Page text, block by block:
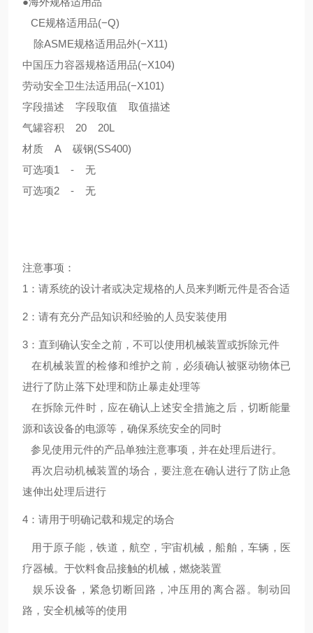
CE规格适用品(−Q)
除ASME规格适用品外(−X11)
中国压力容器规格适用品(−X104)
劳动安全卫生法适用品(−X101)
字段描述 字段取值 取值描述
气罐容积 20 20L
材质 A 碳钢(SS400)
可选项1 - 无
可选项2 - 无
注意事项：
1：请系统的设计者或决定规格的人员来判断元件是否合适
2：请有充分产品知识和经验的人员安装使用
3：直到确认安全之前，不可以使用机械装置或拆除元件
在机械装置的检修和维护之前，必须确认被驱动物体已
进行了防止落下处理和防止暴走处理等
在拆除元件时，应在确认上述安全措施之后，切断能量
源和该设备的电源等，确保系统安全的同时
参见使用元件的产品单独注意事项，并在处理后进行。
再次启动机械装置的场合，要注意在确认进行了防止急
速伸出处理后进行
4：请用于明确记载和规定的场合
用于原子能，铁道，航空，宇宙机械，船舶，车辆，医
疗器械。于饮料食品接触的机械，燃烧装置
娱乐设备，紧急切断回路，冲压用的离合器。制动回
路，安全机械等的使用